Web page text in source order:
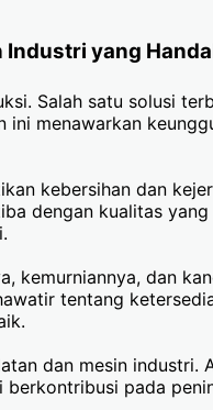
Industri yang
Salah satu solusi
ini menawarkan
kebersihan dan
dengan kualitas
kemurniannya, dan
tentang
dan mesin
pada